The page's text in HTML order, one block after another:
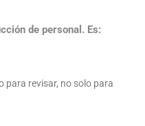
de personal. Es:
para revisar, no solo para